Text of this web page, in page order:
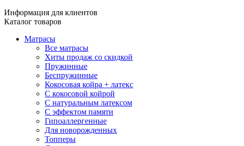
Информация для клиентов
Каталог товаров
Матрасы
Все матрасы
Хиты продаж со скидкой
Пружинные
Беспружинные
Кокосовая койра + латекс
С кокосовой койрой
С натуральным латексом
С эффектом памяти
Гипоаллергенные
Для новорожденных
Топперы